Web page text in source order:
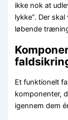
ikke nok at
lykke”. Der
løbende
Et funktionelt
komponenter,
igennem dem